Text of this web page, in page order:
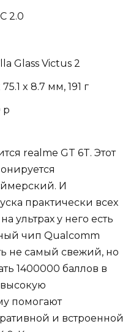
2.0
Glass Victus 2
x 8.7 мм, 191 г
р
realme GT 6T. Этот
И
практически всех
ультрах у него есть
чип Qualcomm
не самый свежий, но
1400000 баллов в
помогают
и встроенной